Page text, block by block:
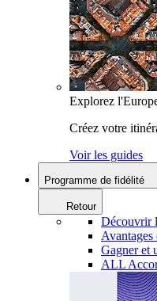
Explorez
Créez votre
Voir les guides
Programme de fidélité
Retour
Découvrir
Avantages
Gagner et
ALL